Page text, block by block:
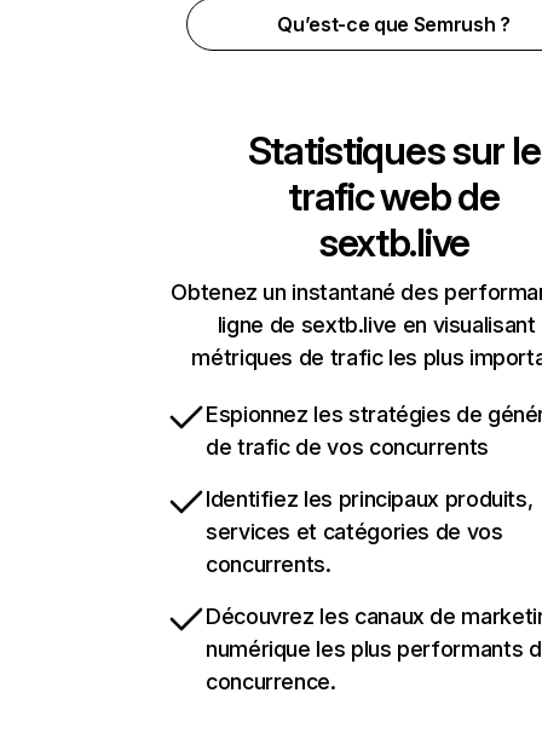
Qu’est-ce que Semrush ?
Statistiques sur le
trafic web de
sextb.live
Obtenez un instantané des
ligne de sextb.live en visualisant
métriques de trafic les plus
Espionnez les stratégies de
de trafic de vos concurrents
Identifiez les principaux produits,
services et catégories de vos
concurrents.
Découvrez les canaux de
numérique les plus performants
concurrence.